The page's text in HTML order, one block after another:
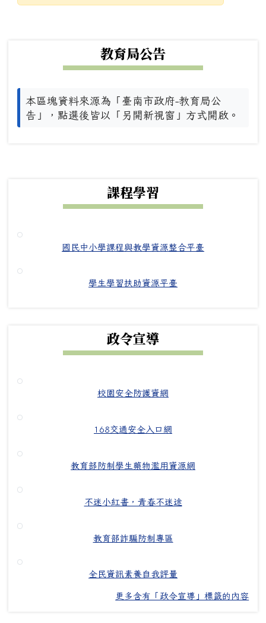
教育局公告
本區塊資料來源為「臺南市政府-教育局公
告」，點選後皆以「另開新視窗」方式開啟。
課程學習
國民中小學課程與教學資源整合平臺
學生學習扶助資源平臺
政令宣導
校園安全防護資網
168交通安全入口網
教育部防制學生藥物濫用資源網
不迷小紅書，青春不迷途
教育部詐騙防制專區
全民資訊素養自我評量
更多含有「政令宣導」標籤的內容